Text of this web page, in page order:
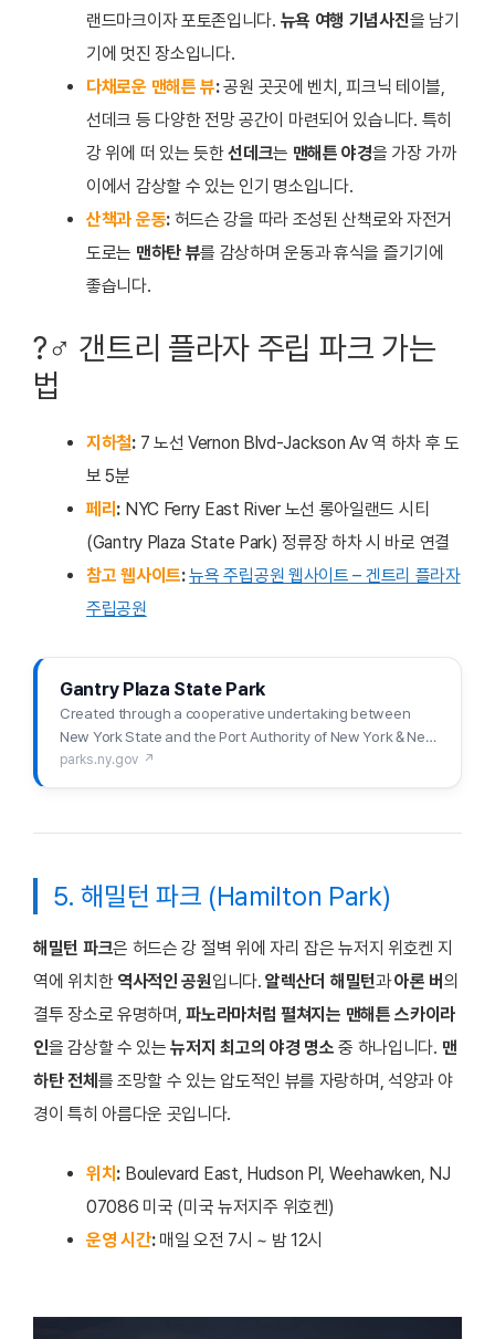
랜드마크이자 포토존입니다. 뉴욕 여행 기념사진을 남기
기에 멋진 장소입니다.
다채로운 맨해튼 뷰:공원 곳곳에 벤치, 피크닉 테이블,
선데크 등 다양한 전망 공간이 마련되어 있습니다. 특히
강 위에 떠 있는 듯한선데크는 맨해튼 야경을 가장 가까
이에서 감상할 수 있는 인기 명소입니다.
산책과 운동:허드슨 강을 따라 조성된 산책로와 자전거
도로는 맨하탄 뷰를 감상하며 운동과 휴식을 즐기기에
좋습니다.
?‍♂️ 갠트리 플라자 주립 파크 가는
법
지하철:7 노선 Vernon Blvd-Jackson Av 역 하차 후 도
보 5분
페리 : NYC Ferry East River 노선 롱아일랜드 시티
(Gantry Plaza State Park) 정류장 하차 시 바로 연결
참고 웹사이트:뉴욕 주립공원 웹사이트 – 겐트리 플라자
주립공원
Gantry Plaza State Park
Created through a cooperative undertaking between
New York State and the Port Authority of New York & New
Jersey — Queens West Development Corporation (a
parks.ny.gov ↗
5. 해밀턴 파크 (Hamilton Park)
해밀턴 파크은 허드슨 강 절벽 위에 자리 잡은 뉴저지 위호켄 지
역에 위치한 역사적인 공원입니다.알렉산더 해밀턴과아론 버의
결투 장소로 유명하며,파노라마처럼 펼쳐지는 맨해튼 스카이라
인을 감상할 수 있는뉴저지 최고의 야경 명소 중 하나입니다. 맨
하탄 전체 를 조망할 수 있는 압도적인 뷰를 자랑하며, 석양과 야
경이 특히 아름다운 곳입니다.
위치 : Boulevard East, Hudson Pl, Weehawken, NJ
07086 미국 (미국 뉴저지주 위호켄)
운영 시간:매일 오전 7시 ~ 밤 12시